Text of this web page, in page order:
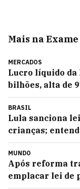
Mais na Exame
MERCADOS
Lucro líquido da
bilhões, alta de
BRASIL
Lula sanciona
crianças;
MUNDO
Após reforma
emplacar lei de